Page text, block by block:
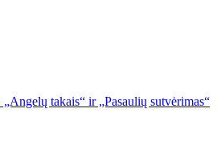
takais“ ir „Pasaulių sutvėrimas“